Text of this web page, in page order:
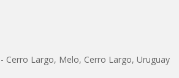
Cerro Largo, Melo, Cerro Largo, Uruguay